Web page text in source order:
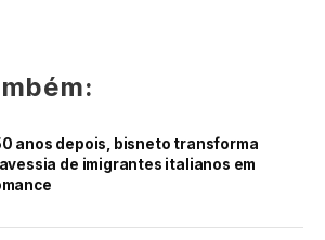
anos depois, bisneto transforma
de imigrantes italianos em